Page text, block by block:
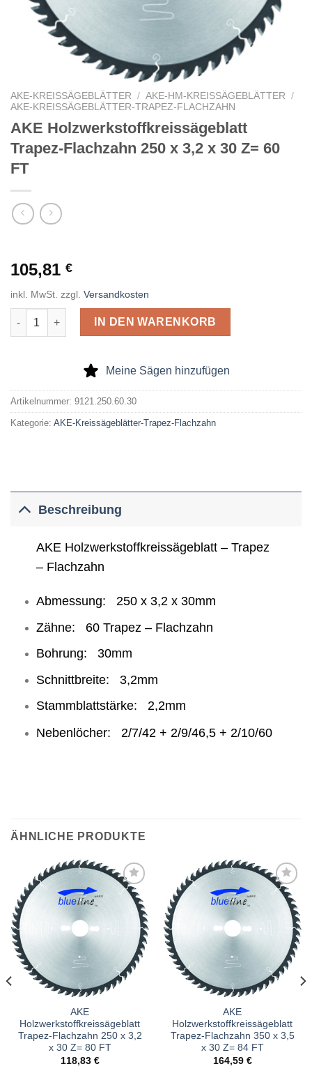
AKE-KREISSÄGEBLÄTTER / AKE-HM-KREISSÄGEBLÄTTER
/
AKE-KREISSÄGEBLÄTTER-TRAPEZ-FLACHZAHN
AKE Holzwerkstoffkreissägeblatt
Trapez-Flachzahn 250 x 3,2 x 30 Z= 60
FT
105,81 €
inkl. MwSt. zzgl. Versandkosten
AKE Holzwerkstoffkreissägeblatt Trapez-Flachzahn 250 x 3,2 x
IN DEN WARENKORB
Meine Sägen hinzufügen
Artikelnummer: 9121.250.60.30
Kategorie: AKE-Kreissägeblätter-Trapez-Flachzahn
Beschreibung
AKE Holzwerkstoffkreissägeblatt – Trapez
– Flachzahn
Abmessung: 250 x 3,2 x 30mm
Zähne: 60 Trapez – Flachzahn
Bohrung: 30mm
Schnittbreite: 3,2mm
Stammblattstärke: 2,2mm
Nebenlöcher: 2/7/42 + 2/9/46,5 + 2/10/60
ÄHNLICHE PRODUKTE
Sägen
hinzufügen
AKE
Holzwerkstoffkreissägeblatt
Trapez-Flachzahn 250 x 3,2
x 30 Z= 80 FT
118,83 €
Sägen
hinzufügen
AKE
Holzwerkstoffkreissägeblatt
Trapez-Flachzahn 350 x 3,5
x 30 Z= 84 FT
164,59 €